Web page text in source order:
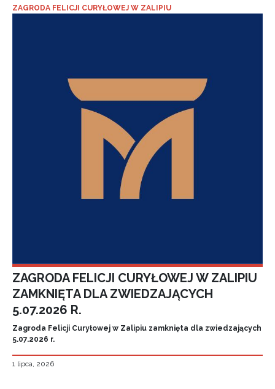
ZAGRODA FELICJI CURYŁOWEJ W ZALIPIU
ZAGRODA FELICJI CURYŁOWEJ W ZALIPIU
ZAMKNIĘTA DLA ZWIEDZAJĄCYCH
5.07.2026 R.
Zagroda Felicji Curyłowej w Zalipiu zamknięta dla zwiedzających
5.07.2026 r.
1 lipca, 2026